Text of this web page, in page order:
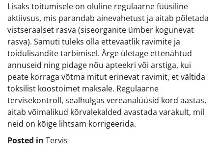
Lisaks toitumisele on oluline regulaarne füüsiline
aktiivsus, mis parandab ainevahetust ja aitab põletada
vistseraalset rasva (siseorganite ümber kogunevat
rasva). Samuti tuleks olla ettevaatlik ravimite ja
toidulisandite tarbimisel. Ärge ületage ettenähtud
annuseid ning pidage nõu apteekri või arstiga, kui
peate korraga võtma mitut erinevat ravimit, et vältida
toksilist koostoimet maksale. Regulaarne
tervisekontroll, sealhulgas vereanalüüsid kord aastas,
aitab võimalikud kõrvalekalded avastada varakult, mil
neid on kõige lihtsam korrigeerida.
Posted in Tervis